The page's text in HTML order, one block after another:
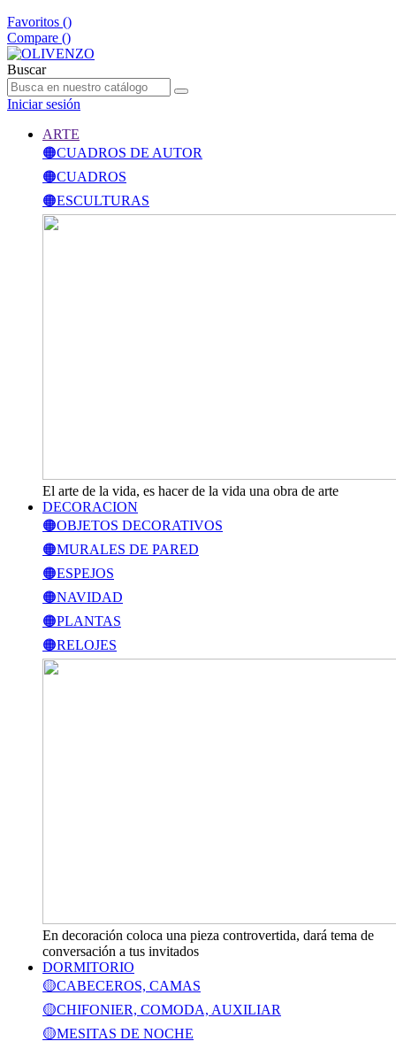
Favoritos ()
Compare ()
Buscar
Iniciar sesión
ARTE
🟠CUADROS DE AUTOR
🟠CUADROS
🟠ESCULTURAS
El arte de la vida, es hacer de la vida una obra de arte
DECORACION
🟠OBJETOS DECORATIVOS
🟠MURALES DE PARED
🟠ESPEJOS
🟠NAVIDAD
🟠PLANTAS
🟠RELOJES
En decoración coloca una pieza controvertida, dará tema de
conversación a tus invitados
DORMITORIO
🟡CABECEROS, CAMAS
🟡CHIFONIER, COMODA, AUXILIAR
🟡MESITAS DE NOCHE